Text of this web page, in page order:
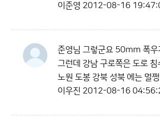
이준영 2012-08-16
준영님 그렇군요 50mm 폭우
그런데 강남 구로쪽은 도로 침
노원 도봉 강북 성북 에는 멀
이우진 2012-08-16